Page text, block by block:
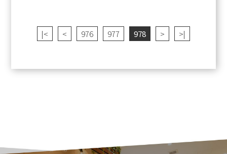
|< < 976 977 978 > >|